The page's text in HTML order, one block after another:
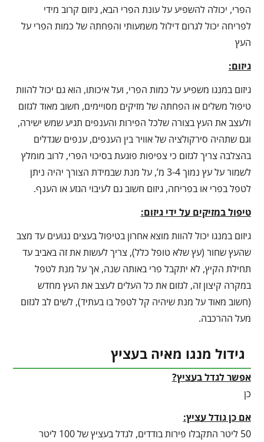
הפרי, יכולה להשפיע על עונת הפרי הבא, גיזום קרוב מידי
לפריחה יכול לגרום דילול משמעותי והפחתה של כמות הפרי על
העץ
גיזום:
גיזום במנגו משפיע על כמות הפרי, ועל איכותו, הוא גם יכול להוות
טיפול משלים או הפחתה של מזיקים מסויימים, חשוב מאוד לגזום
ולעצב את העץ בצורה שלכל הפירות והענפים תגיע שמש ישירה,
וגם שתהיה סירקולציה של אוויר בין הענפים, ענפים שגדלים
בהצלבה צריך לגזום כי צפיפות פוגעת בסיכוי הפרי, לרוב מומלץ
לשמור על עץ נמוך 3-4 מ’, על מנת שבמידת הצורך יהיה ניתן
לטפל בפרי או בפריחה, גיזום חשוב גם לעיבוי הגזע או הענף.
טיפול במזיקים על ידי גיזום:
גיזום במנגו יכול להוות מוצא אחרון בטיפול בעצים נגועים עד מצב
שהעץ שחור (עץ שלא טופל כלל), צריך לעשות את זה באביב עד
תחילת הקיץ, לא יתקבל פרי באותה שנה, אך על מנת לטפל
במקרה קיצון זה, לגזום את כל העלים לעצב את העץ מחדש
(חשוב מאוד על מנת שיהיה קל לטפל בו בעתיד), לשים לב לגזום
מעל ההרכבה.
גידול מנגו מאיה בעציץ
אפשר לגדל בעציץ?
כן
אם כן גודל עציץ:
50 ליטר התקבלו פירות בודדים, לגדל בעציץ של 100 ליטר